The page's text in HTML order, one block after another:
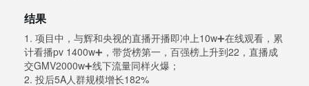
结果
1. 项目中，与辉和央视的直播开播即冲上10w➕在线观看，累
计看播pv 1400w➕，带货榜第一，百强榜上升到22，直播成
交GMV2000w➕线下流量同样火爆；
2. 投后5A人群规模增长182%